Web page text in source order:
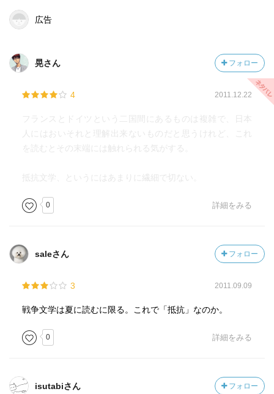
「翌る日、私が牛乳を飲みに下におりて来た時、もう発っ
って給仕をした。二人は黙って飲んだ。」
静かで 音が わずかにするなかで
ただ、ドイツ人将校は 自分を納得させるために
話を 続けているのだった。
沈黙のなかに 燃えるような怒りが内在していた。
星への歩み
フランスに対する 深い愛。
広告
晃さん フォロー
4 2011.12.22
フランスとドイツという二国間にあるものは複雑で、日本
人にはおいそれと理解出来ないものだと思うけれど、これ
を読むとその末端には触れられる気がする。
抵抗文学、というにはあまりに繊細で切ない。
0 詳細をみる
saleさん フォロー
3 2011.09.09
戦争文学は夏に読むに限る。これで「抵抗」なのか。
0 詳細をみる
isutabiさん フォロー